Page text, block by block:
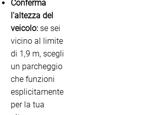
Conferma
l'altezza del
veicolo: se sei
vicino al limite
di 1,9 m, scegli
un parcheggio
che funzioni
esplicitamente
per la tua